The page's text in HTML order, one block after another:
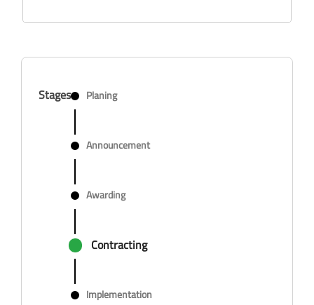
Stages Planing
Announcement
Awarding
Contracting
Implementation